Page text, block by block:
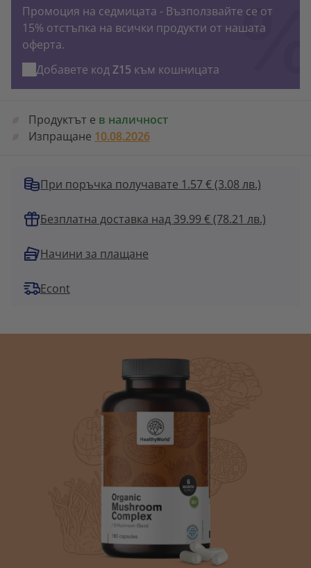
Промоция на седмицата - Възползвайте се от
15% отстъпка на всички продукти от нашата
оферта.
Добавете кодZ15 към кошницата
Продуктът е в наличност
Изпращане 10.08.2026
При поръчка получавате 1.57 €(3.08 лв.)
Безплатна доставка над 39.99 € (78.21 лв.)
Начини за плащане
Econt